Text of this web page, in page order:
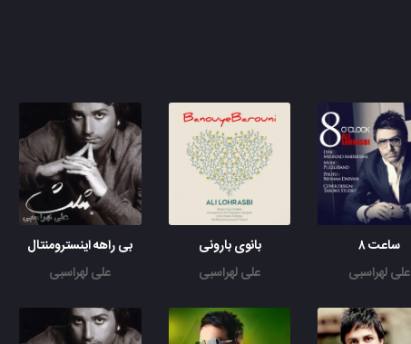
ساعت ۸
علی لهراسبی
بانوی بارونی
علی لهراسبی
بی راهه اینسترومنتال
علی لهراسبی